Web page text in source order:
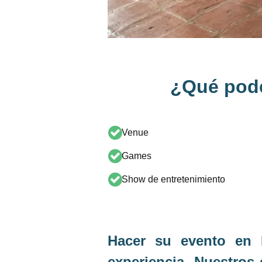
¿Qué
Venue​
Games​
Show de entretenimiento
Hacer su evento